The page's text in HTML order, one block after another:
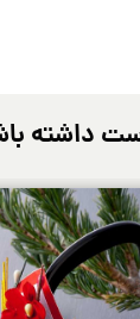
داشته